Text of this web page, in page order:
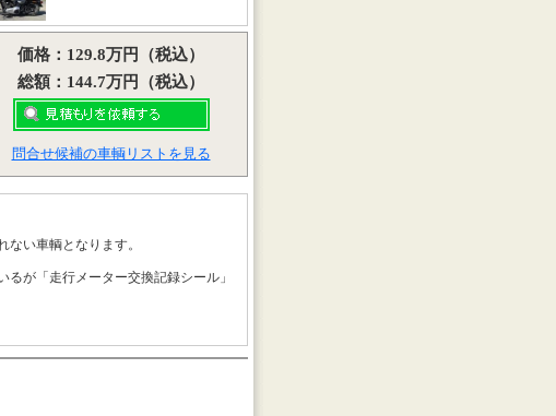
価格：129.8万円（税込）
総額：144.7万円（税込）
問合せ候補の車輌リストを見る
い車輌となります。
が「走行メーター交換記録シール」